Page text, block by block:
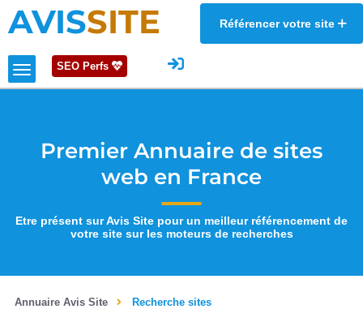
AVISSITE Référencer votre site
SEO Perfs
Premier Annuaire de sites
web en France
Etre présent sur Avis Site pour un meilleur référencement de
votre site sur les moteurs de recherches
Annuaire Avis Site Recherche sites